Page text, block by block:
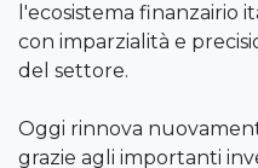
l'ecosistema finanzairio
con imparzialità e
del settore.
Oggi rinnova
grazie agli importanti